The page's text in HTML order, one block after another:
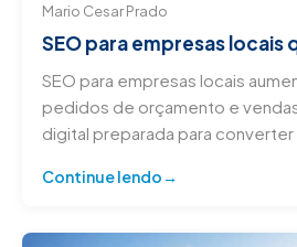
Mario Cesar Prado
SEO para empresas locais
SEO para empresas locais
pedidos de orçamento e
digital preparada para converter
Continue lendo